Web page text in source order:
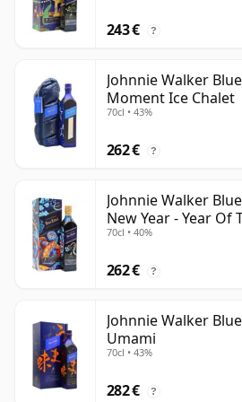
243 € ?
Johnnie Walker
Moment Ice Chalet
70cl • 43%
262 € ?
Johnnie Walker
New Year - Year Of
70cl • 40%
262 € ?
Johnnie Walker
Umami
70cl • 43%
282 € ?